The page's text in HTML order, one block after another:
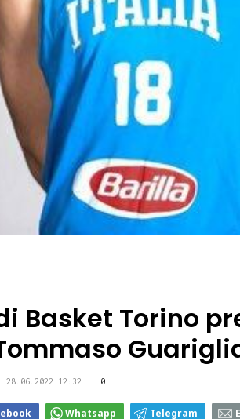
Basket Torino
28.06.2022 12:32 0
Whatsapp Telegram